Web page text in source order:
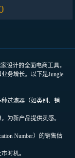
设计的全面电商工具，
务增长。以下是Jungle
过滤器（如类别、销
为新产品提供灵感。
Number）的销售估
时机。